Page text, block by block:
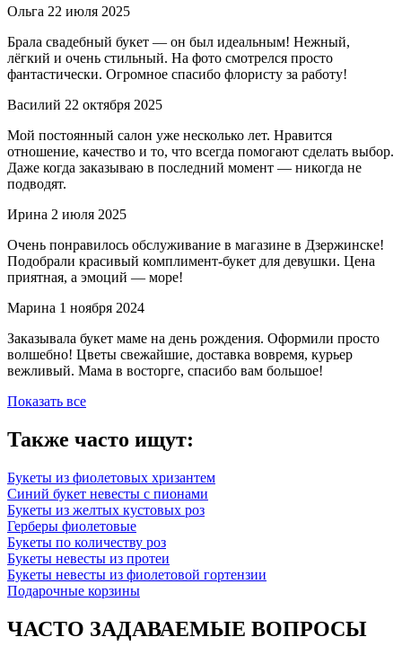
Ольга 22 июля 2025
Брала свадебный букет — он был идеальным! Нежный,
лёгкий и очень стильный. На фото смотрелся просто
фантастически. Огромное спасибо флористу за работу!
Василий 22 октября 2025
Мой постоянный салон уже несколько лет. Нравится
отношение, качество и то, что всегда помогают сделать выбор.
Даже когда заказываю в последний момент — никогда не
подводят.
Ирина 2 июля 2025
Очень понравилось обслуживание в магазине в Дзержинске!
Подобрали красивый комплимент-букет для девушки. Цена
приятная, а эмоций — море!
Марина 1 ноября 2024
Заказывала букет маме на день рождения. Оформили просто
волшебно! Цветы свежайшие, доставка вовремя, курьер
вежливый. Мама в восторге, спасибо вам большое!
Показать все
Также часто ищут:
Букеты из фиолетовых хризантем
Синий букет невесты с пионами
Букеты из желтых кустовых роз
Герберы фиолетовые
Букеты по количеству роз
Букеты невесты из протеи
Букеты невесты из фиолетовой гортензии
Подарочные корзины
ЧАСТО ЗАДАВАЕМЫЕ ВОПРОСЫ